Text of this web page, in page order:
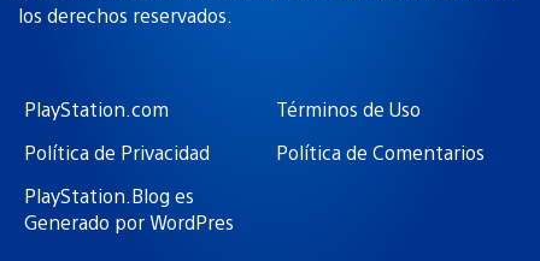
los derechos reservados.
PlayStation.com
Términos de Uso
Política de Privacidad
Política de Comentarios
PlayStation.Blog es
Generado por WordPres